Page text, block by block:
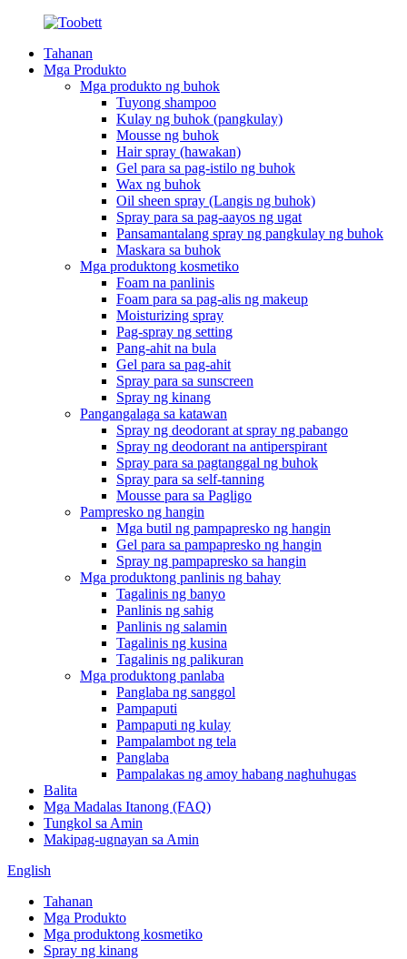
Tahanan
Mga Produkto
Mga produkto ng buhok
Tuyong shampoo
Kulay ng buhok (pangkulay)
Mousse ng buhok
Hair spray (hawakan)
Gel para sa pag-istilo ng buhok
Wax ng buhok
Oil sheen spray (Langis ng buhok)
Spray para sa pag-aayos ng ugat
Pansamantalang spray ng pangkulay ng buhok
Maskara sa buhok
Mga produktong kosmetiko
Foam na panlinis
Foam para sa pag-alis ng makeup
Moisturizing spray
Pag-spray ng setting
Pang-ahit na bula
Gel para sa pag-ahit
Spray para sa sunscreen
Spray ng kinang
Pangangalaga sa katawan
Spray ng deodorant at spray ng pabango
Spray ng deodorant na antiperspirant
Spray para sa pagtanggal ng buhok
Spray para sa self-tanning
Mousse para sa Pagligo
Pampresko ng hangin
Mga butil ng pampapresko ng hangin
Gel para sa pampapresko ng hangin
Spray ng pampapresko sa hangin
Mga produktong panlinis ng bahay
Tagalinis ng banyo
Panlinis ng sahig
Panlinis ng salamin
Tagalinis ng kusina
Tagalinis ng palikuran
Mga produktong panlaba
Panglaba ng sanggol
Pampaputi
Pampaputi ng kulay
Pampalambot ng tela
Panglaba
Pampalakas ng amoy habang naghuhugas
Balita
Mga Madalas Itanong (FAQ)
Tungkol sa Amin
Makipag-ugnayan sa Amin
English
Tahanan
Mga Produkto
Mga produktong kosmetiko
Spray ng kinang